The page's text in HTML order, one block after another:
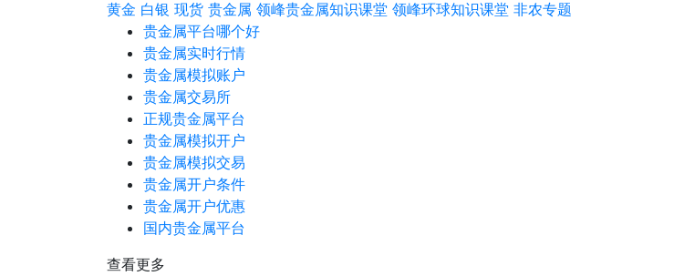
黄金 白银 现货 贵金属 领峰贵金属知识课堂 领峰环球知识课堂 非农专题
贵金属平台哪个好
贵金属实时行情
贵金属模拟账户
贵金属交易所
正规贵金属平台
贵金属模拟开户
贵金属模拟交易
贵金属开户条件
贵金属开户优惠
国内贵金属平台
查看更多